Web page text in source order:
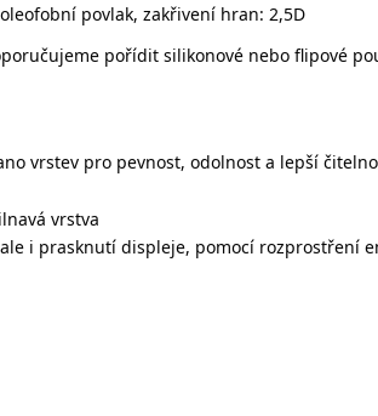
povlak, zakřivení hran: 2,5D
pořídit silikonové nebo flipové
vrstev pro pevnost, odolnost a lepší
vrstva
i prasknutí displeje, pomocí rozprostření